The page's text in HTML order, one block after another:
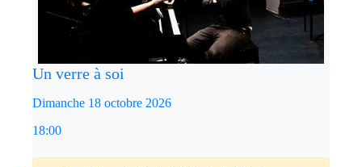
Un verre à soi
Dimanche 18 octobre 2026
18:00